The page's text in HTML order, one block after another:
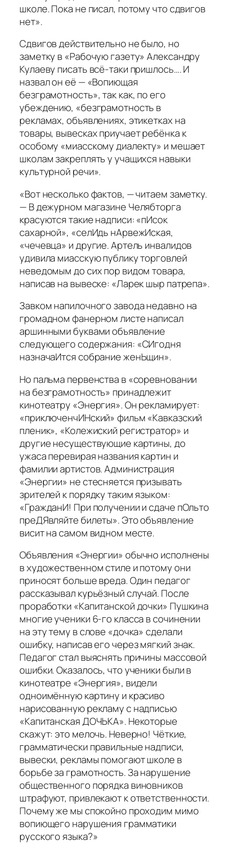
школе. Пока не писал, потому что сдвигов
нет».
Сдвигов действительно не было, но
заметку в «Рабочую газету» Александру
Кулаеву писать всё-таки пришлось…. И
назвал он её — «Вопиющая
безграмотность», так как, по его
убеждению, «безграмотность в
рекламах, объявлениях, этикетках на
товары, вывесках приучает ребёнка к
особому «миасскому диалекту» и мешает
школам закреплять у учащихся навыки
культурной речи».
«Вот несколько фактов, — читаем заметку.
— В дежурном магазине Челябторга
красуются такие надписи: «пИсок
сахарной», «селИдь нАрвежИская,
«чечевца» и другие. Артель инвалидов
удивила миасскую публику торговлей
неведомым до сих пор видом товара,
написав на вывеске: «Ларек шыр патрепа».
Завком напилочного завода недавно на
громадном фанерном листе написал
аршинными буквами объявление
следующего содержания: «СИгодня
назначаИтся собрание женЬщин».
Но пальма первенства в «соревновании
на безграмотность» принадлежит
кинотеатру «Энергия». Он рекламирует:
«приключенчИНский» фильм «Кавказский
пленик», «Колежиский регистратор» и
другие несуществующие картины, до
ужаса перевирая названия картин и
фамилии артистов. Администрация
«Энергии» не стесняется призывать
зрителей к порядку таким языком:
«ГражданИ! При получении и сдаче пОльто
преДЯвляйте билеты». Это объявление
висит на самом видном месте.
Объявления «Энергии» обычно исполнены
в художественном стиле и потому они
приносят больше вреда. Один педагог
рассказывал курьёзный случай. После
проработки «Капитанской дочки» Пушкина
многие ученики 6-го класса в сочинении
на эту тему в слове «дочка» сделали
ошибку, написав его через мягкий знак.
Педагог стал выяснять причины массовой
ошибки. Оказалось, что ученики были в
кинотеатре «Энергия», видели
одноимённую картину и красиво
нарисованную рекламу с надписью
«Капитанская ДОЧЬКА». Некоторые
скажут: это мелочь. Неверно! Чёткие,
грамматически правильные надписи,
вывески, рекламы помогают школе в
борьбе за грамотность. За нарушение
общественного порядка виновников
штрафуют, привлекают к ответственности.
Почему же мы спокойно проходим мимо
вопиющего нарушения грамматики
русского языка?»